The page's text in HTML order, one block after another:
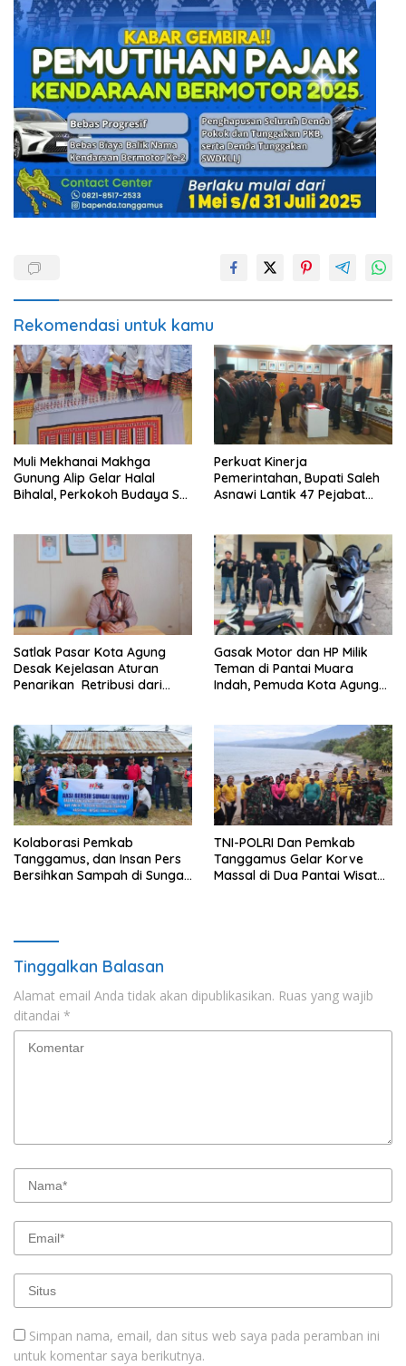
Rekomendasi untuk kamu
Muli Mekhanai Makhga
Gunung Alip Gelar Halal
Bihalal, Perkokoh Budaya Sai
Perkuat Kinerja
Pemerintahan, Bupati Saleh
Asnawi Lantik 47 Pejabat
Satlak Pasar Kota Agung
Desak Kejelasan Aturan
Penarikan Retribusi dari
Gasak Motor dan HP Milik
Teman di Pantai Muara
Indah, Pemuda Kota Agung
Kolaborasi Pemkab
Tanggamus, dan Insan Pers
Bersihkan Sampah di Sungai
TNI-POLRI Dan Pemkab
Tanggamus Gelar Korve
Massal di Dua Pantai Wisata
Tinggalkan Balasan
Alamat email Anda tidak akan dipublikasikan. Ruas yang wajib
ditandai *
Simpan nama, email, dan situs web saya pada peramban ini
untuk komentar saya berikutnya.